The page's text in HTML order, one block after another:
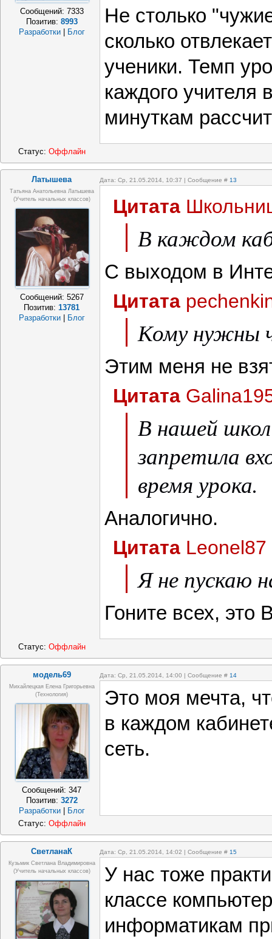
Сообщений: 7333
Позитив: 8993
Разработки
Блог
Не столько
сколько
ученики. Темп
каждого учителя
минуткам
Статус: Оффлайн
Латышева Дата: Ср, 21.05.2014, 10:37 | Сообщение # 13
Татьяна Анатольевна Латышева
(учитель начальных классов)
Сообщений: 5267
Позитив:13781
Разработки
Блог
Цитата
В каждом
С выходом в
Цитата
Кому нужны
Этим меня не
Цитата
В нашей
запретила
время урока.
Аналогично.
Цитата Leonel87
Я не пускаю
Гоните всех, это
Статус: Оффлайн
модель69 Дата: Ср, 21.05.2014, 14:00 | Сообщение # 14
Михайлецкая Елена Григорьевна
(технология)
Сообщений:347
Позитив: 3272
Разработки
Блог
Это моя мечта,
в каждом
сеть.
Статус: Оффлайн
СветланаК Дата: Ср, 21.05.2014, 14:02 | Сообщение # 15
Кузьмик Светлана Владимировна
(учитель начальных классов)
У нас тоже
классе
информатикам